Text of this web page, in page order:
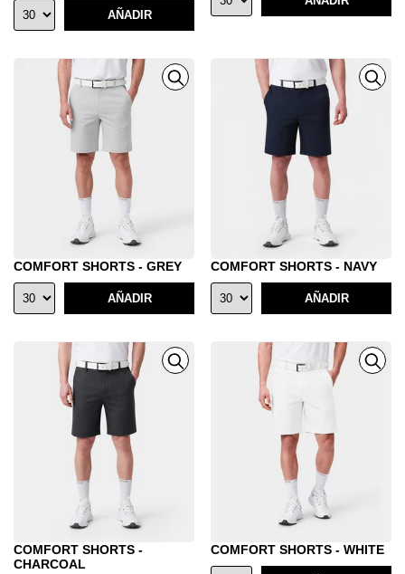
AÑADIR
COMFORT SHORTS - GREY
AÑADIR
COMFORT SHORTS - NAVY
AÑADIR
COMFORT SHORTS -
CHARCOAL
COMFORT SHORTS - WHITE